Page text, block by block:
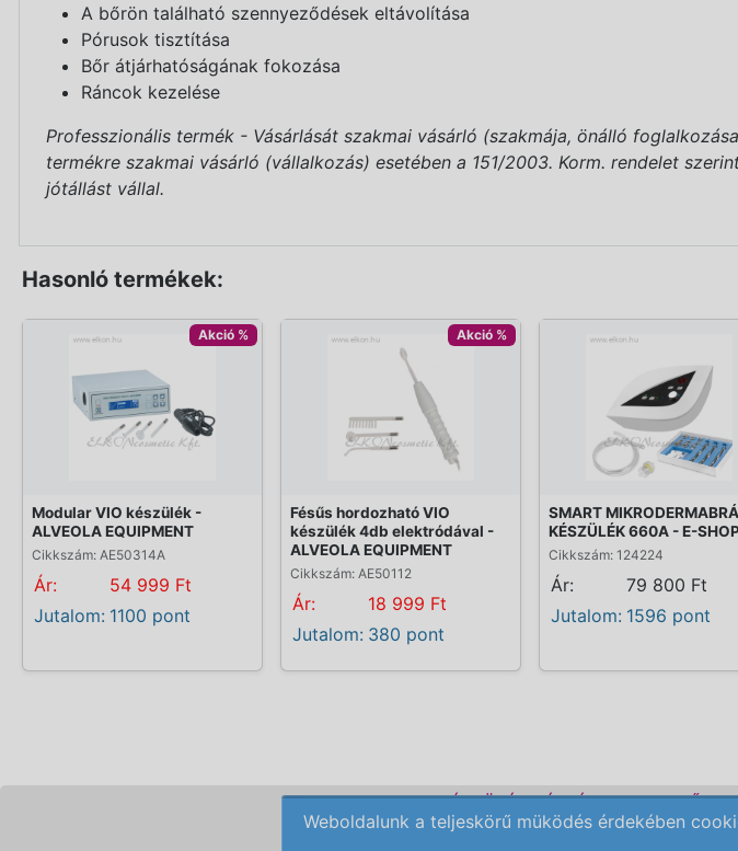
A bőrön található szennyeződések eltávolítása
Pórusok tisztítása
Bőr átjárhatóságának fokozása
Ráncok kezelése
Professzionális termék - Vásárlását szakmai vásárló (szakmája, önálló
termékre szakmai vásárló (vállalkozás) esetében a 151/2003. Korm. rendelet
jótállást vállal.
Hasonló termékek:
Akció %
Modular VIO készülék -
ALVEOLA EQUIPMENT
Cikkszám: AE50314A
Ár:
54 999 Ft
Jutalom: 1100 pont
Akció %
Fésűs hordozható VIO
készülék 4db elektródával -
ALVEOLA EQUIPMENT
Cikkszám: AE50112
Ár:
18 999 Ft
Jutalom: 380 pont
SMART
KÉSZÜLÉK 660A - E-
Cikkszám: 124224
Ár:
79 800 Ft
Jutalom: 1596 pont
KOZMETIKAI KÉSZÜLÉK BÉRLÉS KEZDŐLAP
Weboldalunk a teljeskörű müködés érdekében